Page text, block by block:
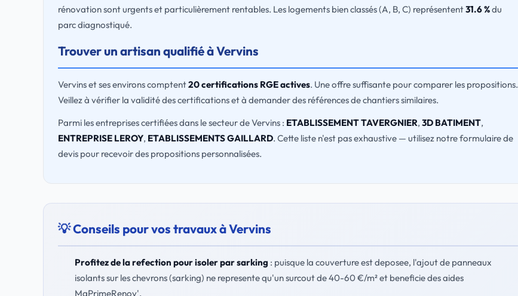
rénovation sont urgents et particulièrement rentables. Les logements bien classés (A, B, C) représentent31.6 %du
parc diagnostiqué.
Trouver un artisan qualifié à Vervins
Vervins et ses environs comptent20 certifications RGE actives. Une offre suffisante pour comparer les propositions.
Veillez à vérifier la validité des certifications et à demander des références de chantiers similaires.
Parmi les entreprises certifiées dans le secteur de Vervins : ETABLISSEMENT TAVERGNIER, 3D BATIMENT,
ENTREPRISE LEROY, ETABLISSEMENTS GAILLARD. Cette liste n'est pas exhaustive — utilisez notre formulaire de
devis pour recevoir des propositions personnalisées.
💡 Conseils pour vos travaux à Vervins
Profitez de la refection pour isoler par sarking : puisque la couverture est deposee, l'ajout de panneaux
isolants sur les chevrons (sarking) ne represente qu'un surcout de 40-60 €/m² et beneficie des aides
MaPrimeRenov'.